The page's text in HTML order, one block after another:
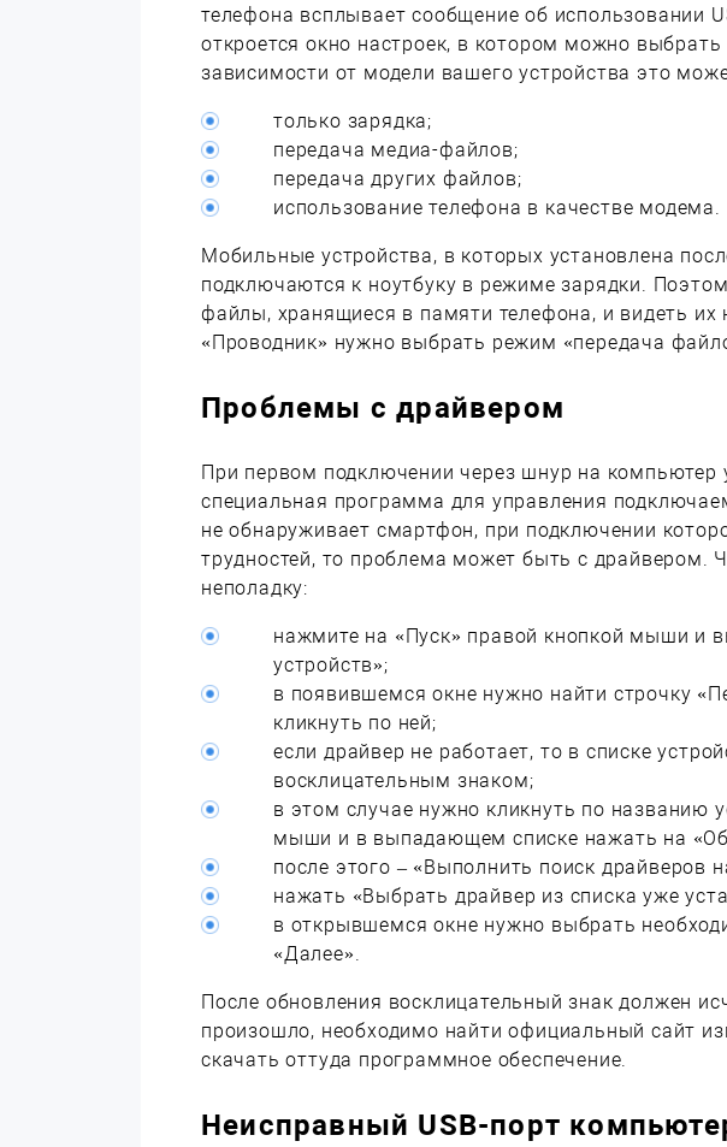
телефона всплывает сообщение об использовании
откроется окно настроек, в котором можно
зависимости от модели вашего устройства это
только зарядка;
передача медиа-файлов;
передача других файлов;
использование телефона в качестве модема.
Мобильные устройства, в которых установлена
подключаются к ноутбуку в режиме зарядки.
файлы, хранящиеся в памяти телефона, и видеть их
«Проводник» нужно выбрать режим «передача
Проблемы с драйвером
При первом подключении через шнур на компьютер
специальная программа для управления
не обнаруживает смартфон, при подключении
трудностей, то проблема может быть с драйвером.
неполадку:
нажмите на «Пуск» правой кнопкой мыши и
устройств»;
в появившемся окне нужно найти строчку
кликнуть по ней;
если драйвер не работает, то в списке
восклицательным знаком;
в этом случае нужно кликнуть по названию
мыши и в выпадающем списке нажать на
после этого – «Выполнить поиск драйверов
нажать «Выбрать драйвер из списка уже
в открывшемся окне нужно выбрать
«Далее».
После обновления восклицательный знак должен
произошло, необходимо найти официальный сайт
скачать оттуда программное обеспечение.
Неисправный USB-порт